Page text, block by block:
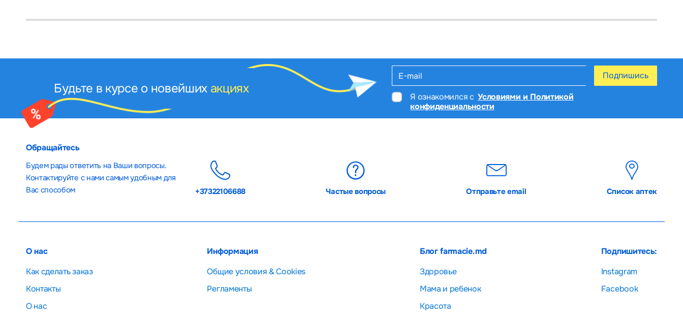
Будьте в курсе о новейших акциях
Я ознакомился с Условиями и Политикой
конфиденциальности
Подпишись
Обращайтесь
Будем рады ответить на Ваши вопросы.
Контактируйте с нами самым удобным для
Вас способом
+37322106688 Частые вопросы Отправьте email Список аптек
О нас
Как сделать заказ
Контакты
О нас
Информация
Общие условия & Cookies
Регламенты
Блог farmacie.md
Здоровье
Мама и ребенок
Красота
Подпишитесь:
Instagram
Facebook